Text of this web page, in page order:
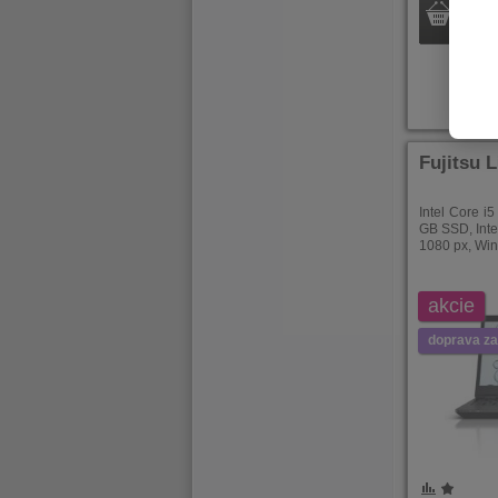
Ihneď
Fujitsu
Intel Core
GB SSD,
1080 px,
akcie
doprava